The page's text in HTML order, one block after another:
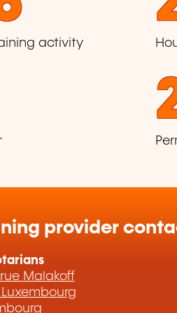
activity
provider
rue Malakoff
Luxembourg